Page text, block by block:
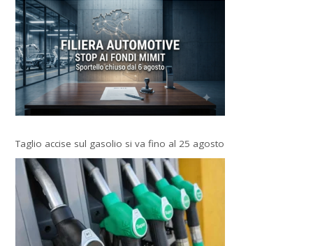
Taglio accise sul gasolio si va fino al 25 agosto